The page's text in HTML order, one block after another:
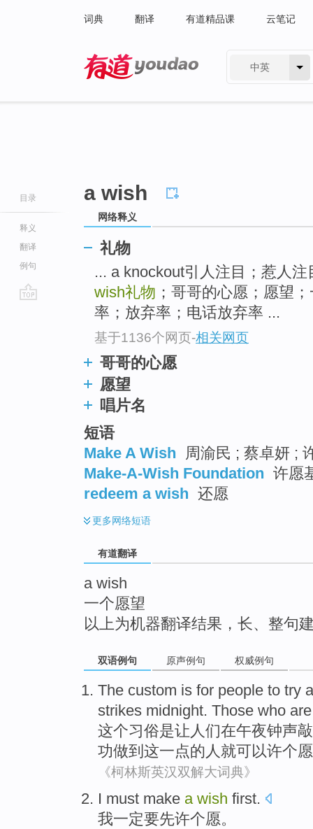
词典 翻译 有道精品课 云笔记
中英
目录
释义
翻译
例句
a wish
网络释义
礼物
... a knockout引人注目；惹人
wish礼物 ；哥哥的心愿；愿望
率；放弃率；电话放弃率 ...
基于1136个网页-相关网页
哥哥的心愿
愿望
唱片名
短语
Make A Wish
周渝民 ; 蔡卓妍 ;
Make-A-Wish Foundation 许愿
redeem a wish 还愿
更多网络短语
有道翻译
a wish
一个愿望
以上为机器翻译结果，长、整句
双语例句 原声例句 权威例句
The custom is for people to try
strikes midnight. Those who are
这个习俗是让 人们在午夜钟声
功做到这一点的人就可以许个
《柯林斯英汉双解大词典》
I must make a wish first.
我一定要先许个愿。